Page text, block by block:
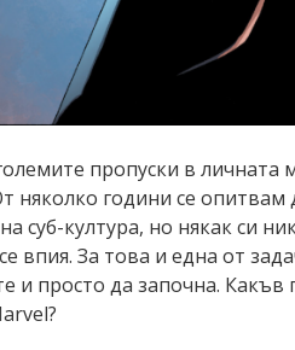
пропуски в личната
няколко години се
суб-култура, но някак си
впия. За това и една от
и просто да започна.